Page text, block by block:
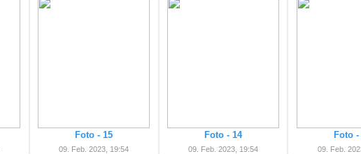
Foto - 15
09. Feb. 2023, 19:54
Foto - 14
09. Feb. 2023, 19:54
Foto -
09. Feb.